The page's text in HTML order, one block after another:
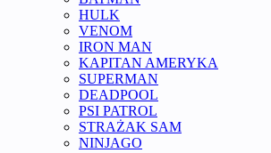
HULK
VENOM
IRON MAN
KAPITAN AMERYKA
SUPERMAN
DEADPOOL
PSI PATROL
STRAŻAK SAM
NINJAGO